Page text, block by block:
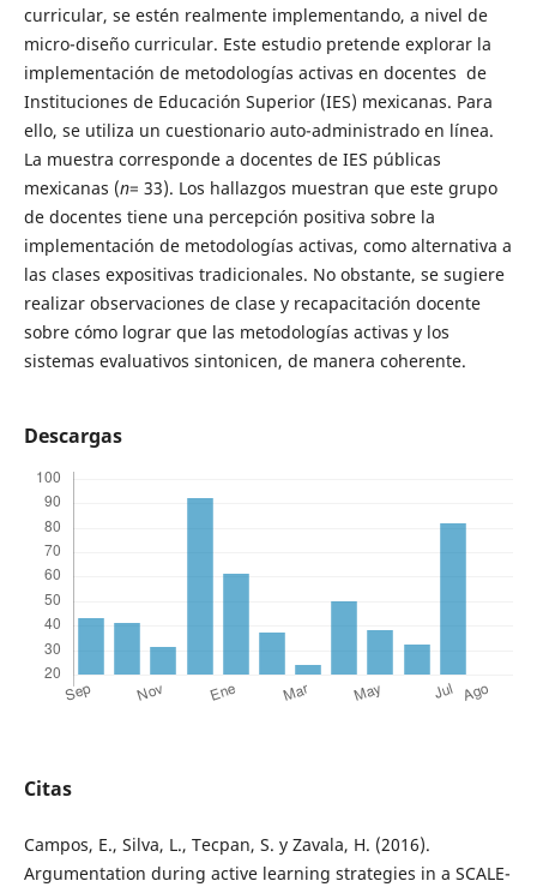
curricular, se estén realmente implementando, a nivel de
micro-diseño curricular. Este estudio pretende explorar la
implementación de metodologías activas en docentes de
Instituciones de Educación Superior (IES) mexicanas. Para
ello, se utiliza un cuestionario auto-administrado en línea.
La muestra corresponde a docentes de IES públicas
mexicanas (n= 33). Los hallazgos muestran que este grupo
de docentes tiene una percepción positiva sobre la
implementación de metodologías activas, como alternativa a
las clases expositivas tradicionales. No obstante, se sugiere
realizar observaciones de clase y recapacitación docente
sobre cómo lograr que las metodologías activas y los
sistemas evaluativos sintonicen, de manera coherente.
Descargas
Citas
Campos, E., Silva, L., Tecpan, S. y Zavala, H. (2016).
Argumentation during active learning strategies in a SCALE-